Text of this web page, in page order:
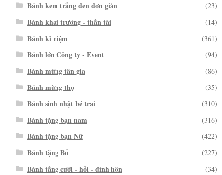
Bánh kem trắng đen đơn giản (23)
Bánh khai trương - thần tài (14)
Bánh kỉ niệm (361)
Bánh lớn Công ty - Event (94)
Bánh mừng tân gia (86)
Bánh mừng thọ (35)
Bánh sinh nhật bé trai (310)
Bánh tặng bạn nam (316)
Bánh tặng bạn Nữ (422)
Bánh tặng Bố (227)
Bánh tầng cưới - hỏi - đính hôn (34)